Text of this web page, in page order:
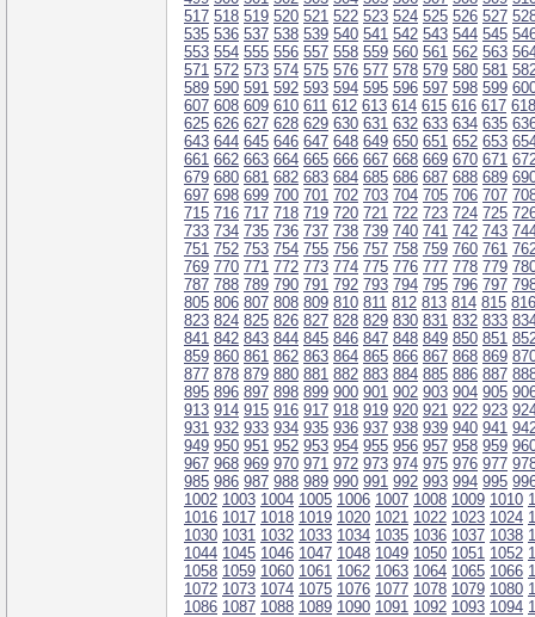
517 518 519 520 521 522 523 524 525 526 527
535 536 537 538 539 540 541 542 543 544 545
553 554 555 556 557 558 559 560 561 562 563
571 572 573 574 575 576 577 578 579 580 581
589 590 591 592 593 594 595 596 597 598 599
607 608 609 610 611 612 613 614 615 616 617 618
625 626 627 628 629 630 631 632 633 634 635
643 644 645 646 647 648 649 650 651 652 653
661 662 663 664 665 666 667 668 669 670 671
679 680 681 682 683 684 685 686 687 688 689
697 698 699 700 701 702 703 704 705 706 707
715 716 717 718 719 720 721 722 723 724 725
733 734 735 736 737 738 739 740 741 742 743
751 752 753 754 755 756 757 758 759 760 761
769 770 771 772 773 774 775 776 777 778 779
787 788 789 790 791 792 793 794 795 796 797
805 806 807 808 809 810 811 812 813 814 815 816
823 824 825 826 827 828 829 830 831 832 833
841 842 843 844 845 846 847 848 849 850 851
859 860 861 862 863 864 865 866 867 868 869
877 878 879 880 881 882 883 884 885 886 887
895 896 897 898 899 900 901 902 903 904 905
913 914 915 916 917 918 919 920 921 922 923
931 932 933 934 935 936 937 938 939 940 941
949 950 951 952 953 954 955 956 957 958 959
967 968 969 970 971 972 973 974 975 976 977
985 986 987 988 989 990 991 992 993 994 995
1002 1003 1004 1005 1006 1007 1008 1009 1010
1016 1017 1018 1019 1020 1021 1022 1023 1024
1030 1031 1032 1033 1034 1035 1036 1037 1038
1044 1045 1046 1047 1048 1049 1050 1051 1052
1058 1059 1060 1061 1062 1063 1064 1065 1066
1072 1073 1074 1075 1076 1077 1078 1079 1080
1086 1087 1088 1089 1090 1091 1092 1093 1094